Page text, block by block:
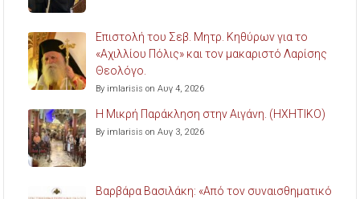
Επιστολή του Σεβ. Μητρ. Κηθύρων για το
«Αχιλλίου Πόλις» και τον μακαριστό Λαρίσης
Θεολόγο.
By imlarisis on Αυγ 4, 2026
Η Μικρή Παράκληση στην Αιγάνη. (ΗΧΗΤΙΚΟ)
By imlarisis on Αυγ 3, 2026
Βαρβάρα Βασιλάκη: «Από τον συναισθηματικό